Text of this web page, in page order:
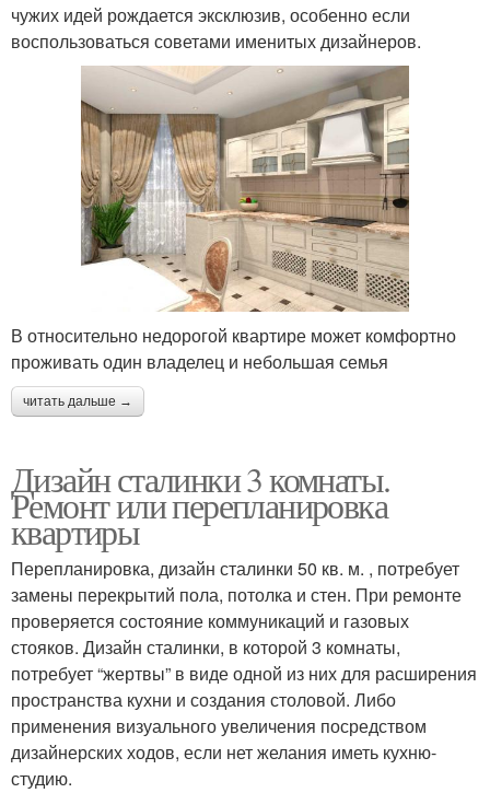
чужих идей рождается эксклюзив, особенно если
воспользоваться советами именитых дизайнеров.
В относительно недорогой квартире может комфортно
проживать один владелец и небольшая семья
читать дальше →
Дизайн сталинки 3 комнаты.
Ремонт или перепланировка
квартиры
Перепланировка, дизайн сталинки 50 кв. м. , потребует
замены перекрытий пола, потолка и стен. При ремонте
проверяется состояние коммуникаций и газовых
стояков. Дизайн сталинки, в которой 3 комнаты,
потребует “жертвы” в виде одной из них для расширения
пространства кухни и создания столовой. Либо
применения визуального увеличения посредством
дизайнерских ходов, если нет желания иметь кухню-
студию.